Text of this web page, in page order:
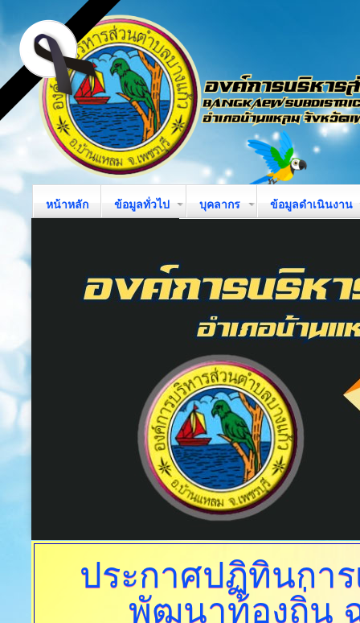
หน้าหลัก ข้อมูลทั่วไป บุคลากร ข้อมูลดำเนินงาน
ประกาศปฏิทินกา
พัฒนาท้องถิ่น